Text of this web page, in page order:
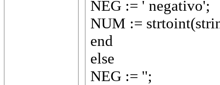
NEG := ' negativo';
NUM :=
end
else
NEG := '';